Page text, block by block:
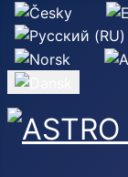
Vælg dit sprog